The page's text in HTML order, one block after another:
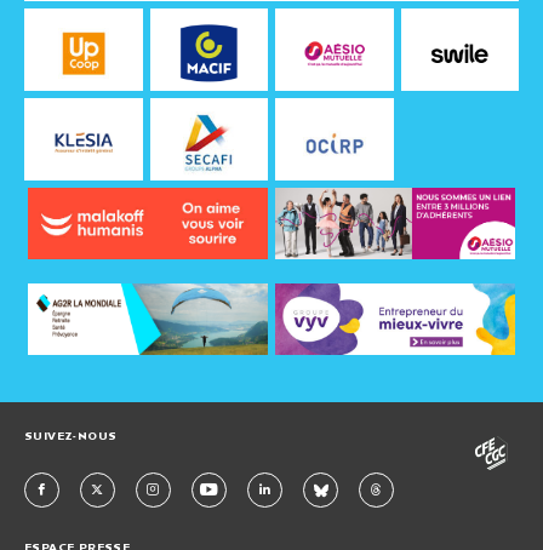
SUIVEZ-NOUS
ESPACE PRESSE